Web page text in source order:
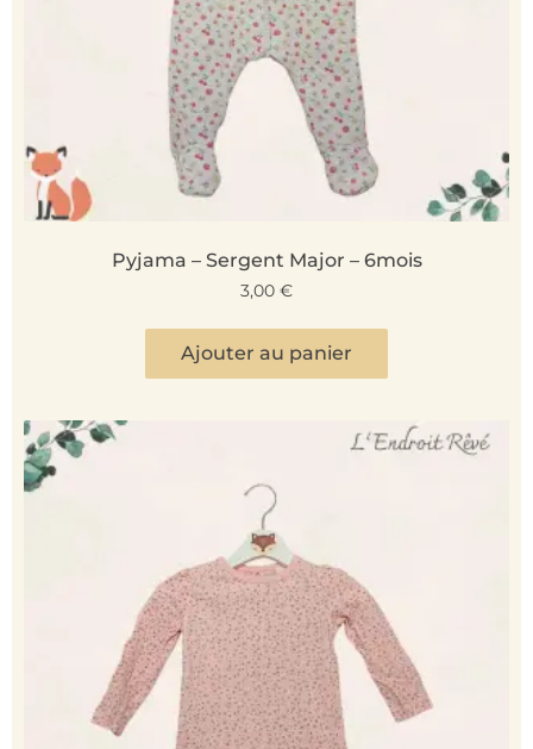
Pyjama – Sergent Major – 6mois
3,00 €
Ajouter au panier